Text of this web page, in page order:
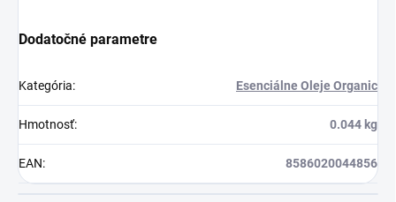
Dodatočné parametre
Kategória: Esenciálne Oleje Organic
Hmotnosť: 0.044 kg
EAN: 8586020044856